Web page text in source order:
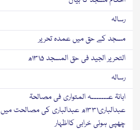
رسالہ
مسجد کے حق میں عمدہ تحریر
التحریر الجید فی حق المسجد ۱۳۱۵ھ
رسالہ
ابانۃ عـــــــہ المتواری فی مصالحۃ
عبدالباری۱۳۳۱ھ عبدالباری کی مصالحت میں
چھپی ہوئی خرابی کااظہار